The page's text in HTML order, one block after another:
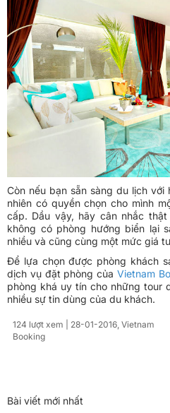
Còn nếu bạn sẵn sàng du lịch
nhiên có quyền chọn cho mình
cấp. Dầu vậy, hãy cân nhắc
không có phòng hướng biển lại
nhiều và cũng cùng một mức giá
Để lựa chọn được phòng khách
dịch vụ đặt phòng của Vietnam
phòng khá uy tín cho những tour
nhiều sự tin dùng của du khách.
124 lượt xem | 28-01-2016, Vietnam
Booking
Bài viết mới nhất